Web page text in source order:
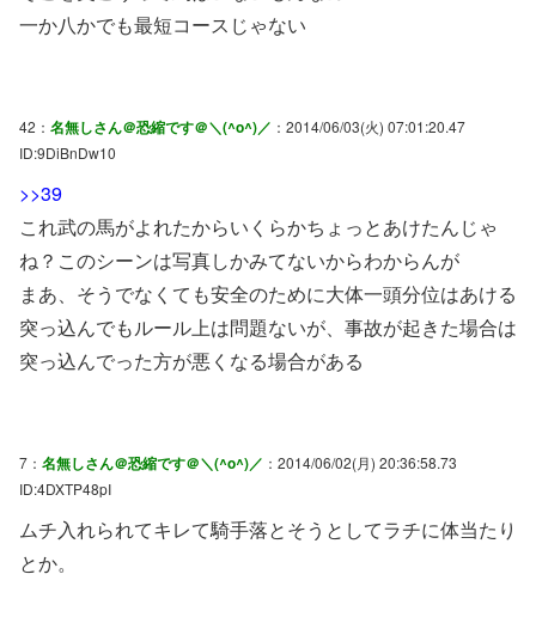
一か八かでも最短コースじゃない
42： 名無しさん＠恐縮です＠＼(^o^)／ ：2014/06/03(火) 07:01:20.47
ID:9DiBnDw10
>>39
これ武の馬がよれたからいくらかちょっとあけたんじゃ
ね？このシーンは写真しかみてないからわからんが
まあ、そうでなくても安全のために大体一頭分位はあける
突っ込んでもルール上は問題ないが、事故が起きた場合は
突っ込んでった方が悪くなる場合がある
7： 名無しさん＠恐縮です＠＼(^o^)／ ：2014/06/02(月) 20:36:58.73
ID:4DXTP48pI
ムチ入れられてキレて騎手落とそうとしてラチに体当たり
とか。